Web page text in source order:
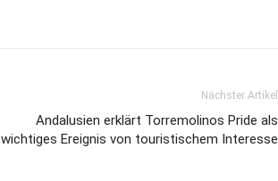
Nächster Artikel
Andalusien erklärt Torremolinos Pride als
wichtiges Ereignis von touristischem Interesse